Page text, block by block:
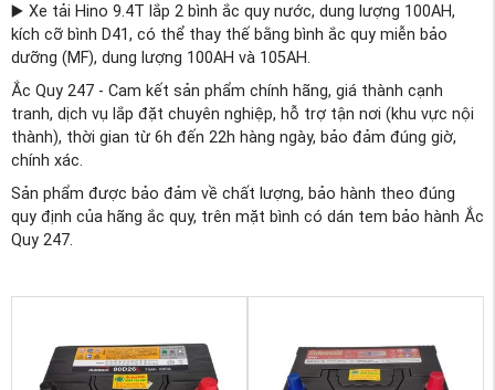
▶️ Xe tải Hino 9.4T lắp 2 bình ắc quy nước, dung lượng 100AH,
kích cỡ bình D41, có thể thay thế bằng bình ắc quy miễn bảo
dưỡng (MF), dung lượng 100AH và 105AH.
Ắc Quy 247 - Cam kết sản phẩm chính hãng, giá thành cạnh
tranh, dịch vụ lắp đặt chuyên nghiệp, hỗ trợ tận nơi (khu vực nội
thành), thời gian từ 6h đến 22h hàng ngày, bảo đảm đúng giờ,
chính xác.
Sản phẩm được bảo đảm về chất lượng, bảo hành theo đúng
quy định của hãng ắc quy, trên mặt bình có dán tem bảo hành Ắc
Quy 247.